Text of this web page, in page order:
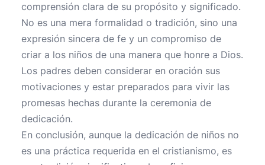
comprensión clara de su propósito y significado.
No es una mera formalidad o tradición, sino una
expresión sincera de fe y un compromiso de
criar a los niños de una manera que honre a Dios.
Los padres deben considerar en oración sus
motivaciones y estar preparados para vivir las
promesas hechas durante la ceremonia de
dedicación.
En conclusión, aunque la dedicación de niños no
es una práctica requerida en el cristianismo, es